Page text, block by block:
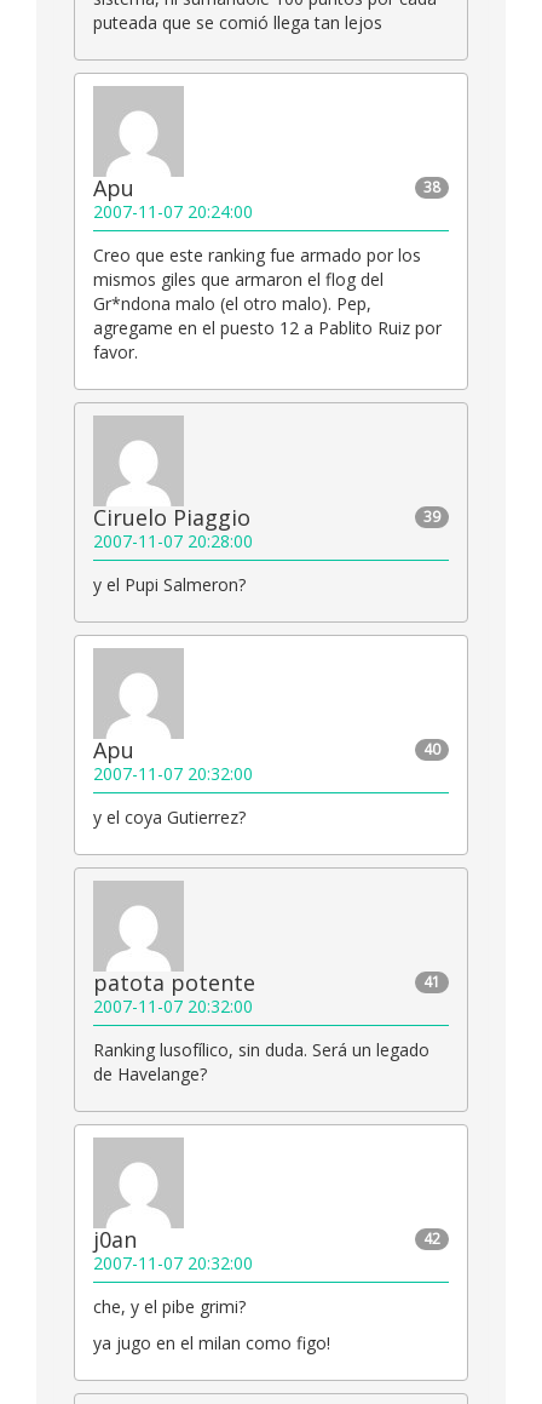
puteada que se comió llega tan lejos
38
Apu
2007-11-07 20:24:00
Creo que este ranking fue armado por los
mismos giles que armaron el flog del
Gr*ndona malo (el otro malo). Pep,
agregame en el puesto 12 a Pablito Ruiz por
favor.
39
Ciruelo Piaggio
2007-11-07 20:28:00
y el Pupi Salmeron?
40
Apu
2007-11-07 20:32:00
y el coya Gutierrez?
41
patota potente
2007-11-07 20:32:00
Ranking lusofílico, sin duda. Será un legado
de Havelange?
42
j0an
2007-11-07 20:32:00
che, y el pibe grimi?
ya jugo en el milan como figo!